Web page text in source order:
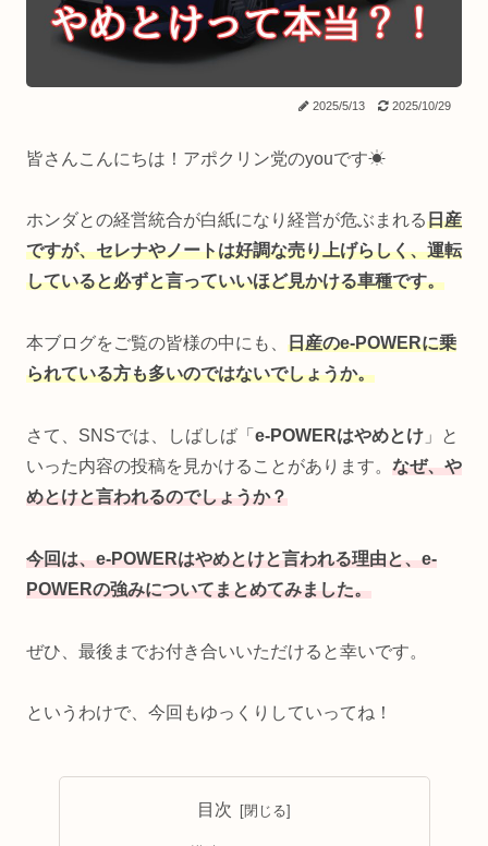
2025/5/13 2025/10/29
皆さんこんにちは！アポクリン党のyouです☀
ホンダとの経営統合が白紙になり経営が危ぶまれる日産
ですが、セレナやノートは好調な売り上げらしく、運転
していると必ずと言っていいほど見かける車種です。
本ブログをご覧の皆様の中にも、 日産のe-POWERに乗
られている方も多いのではないでしょうか。
さて、SNSでは、しばしば「 e-POWERはやめとけ 」と
いった内容の投稿を見かけることがあります。 なぜ、や
めとけと言われるのでしょうか？
今回は、e-POWERはやめとけと言われる理由と、e-
POWERの強みについてまとめてみました。
ぜひ、最後までお付き合いいただけると幸いです。
というわけで、今回もゆっくりしていってね！
目次